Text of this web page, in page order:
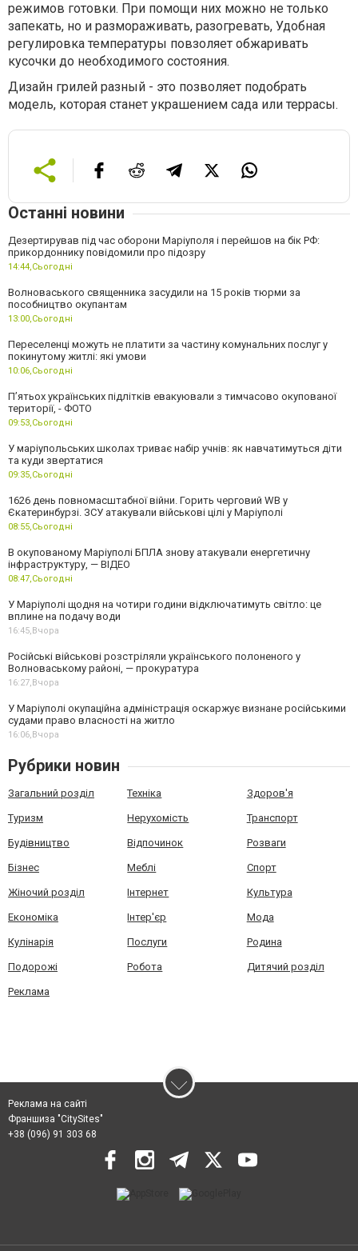
режимов готовки. При помощи них можно не только
запекать, но и размораживать, разогревать, Удобная
регулировка температуры повзоляет обжаривать
кусочки до необходимого состояния.
Дизайн грилей разный - это позволяет подобрать
модель, которая станет украшением сада или террасы.
Останні новини
Дезертирував під час оборони Маріуполя і перейшов на бік РФ:
прикордоннику повідомили про підозру
14:44,Сьогодні
Волноваського священника засудили на 15 років тюрми за
пособництво окупантам
13:00,Сьогодні
Переселенці можуть не платити за частину комунальних послуг у
покинутому житлі: які умови
10:06,Сьогодні
П’ятьох українських підлітків евакуювали з тимчасово окупованої
території, - ФОТО
09:53,Сьогодні
У маріупольських школах триває набір учнів: як навчатимуться діти
та куди звертатися
09:35,Сьогодні
1626 день повномасштабної війни. Горить черговий WB у
Єкатеринбурзі. ЗСУ атакували військові цілі у Маріуполі
08:55,Сьогодні
В окупованому Маріуполі БПЛА знову атакували енергетичну
інфраструктуру, — ВІДЕО
08:47,Сьогодні
У Маріуполі щодня на чотири години відключатимуть світло: це
вплине на подачу води
16:45,Вчора
Російські військові розстріляли українського полоненого у
Волноваському районі, — прокуратура
16:27,Вчора
У Маріуполі окупаційна адміністрація оскаржує визнане російськими
судами право власності на житло
16:06,Вчора
Рубрики новин
Загальний розділ Техніка Здоров'я
Туризм Нерухомість Транспорт
Будівництво Відпочинок Розваги
Бізнес Меблі Спорт
Жіночий розділ Інтернет Культура
Економіка Інтер'єр Мода
Кулінарія Послуги Родина
Подорожі Робота Дитячий розділ
Реклама
Реклама на сайті
Франшиза "CitySites"
+38 (096) 91 303 68